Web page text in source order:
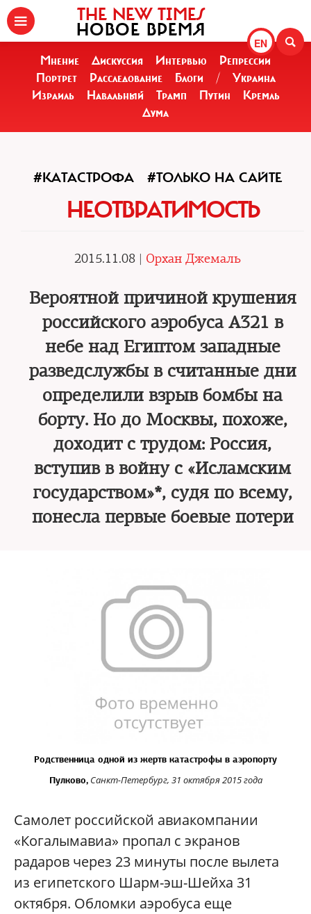
EN
THE NEW TIMES
НОВОЕ ВРЕМЯ
Мнение Дискуссия Интервью
Репрессии
Портрет
Расследование Блоги /
Украина
Израиль
Навальный Трамп Путин
Кремль
Дума
#КАТАСТРОФА #ТОЛЬКО НА САЙТЕ
НЕОТВРАТИМОСТЬ
2015.11.08 | Орхан Джемаль
Вероятной причиной крушения
российского аэробуса А321 в
небе над Египтом западные
разведслужбы в считанные дни
определили взрыв бомбы на
борту. Но до Москвы, похоже,
доходит с трудом: Россия,
вступив в войну с «Исламским
государством»*, судя по всему,
понесла первые боевые потери
Родственница одной из жертв катастрофы в аэропорту
Пулково, Санкт-Петербург, 31 октября 2015 года
Самолет российской авиакомпании
«Когалымавиа» пропал с экранов
радаров через 23 минуты после вылета
из египетского Шарм-эш-Шейха 31
октября. Обломки аэробуса еще